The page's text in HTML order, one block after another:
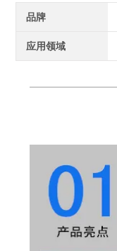
品牌
应用领域